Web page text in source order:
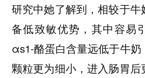
研究中她了解到，相较于
备低致敏优势，其中容易
αs1-酪蛋白含量远低于牛奶
颗粒更为细小，进入肠胃后